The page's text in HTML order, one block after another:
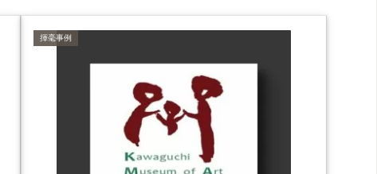
揮毫事例